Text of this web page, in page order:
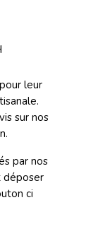
leur
sur nos
par nos
déposer
ci